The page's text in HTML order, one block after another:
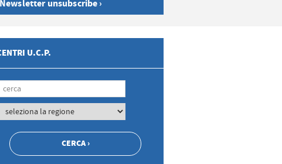
Newsletter unsubscribe ›
U.C.P.